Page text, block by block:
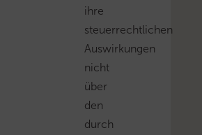
ihre
steuerrechtlichen
Auswirkungen
nicht
über
den
durch